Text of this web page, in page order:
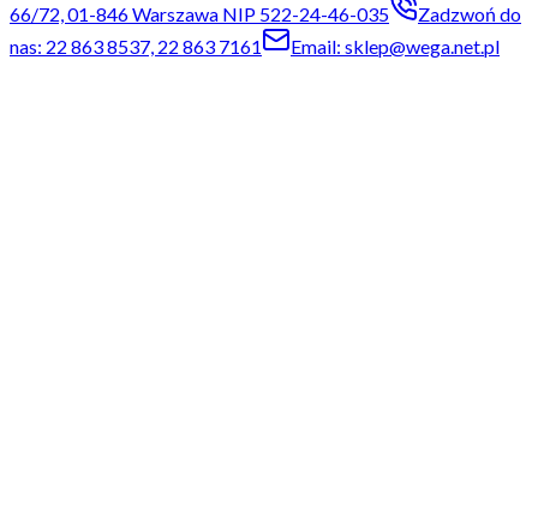
66/72, 01-846 Warszawa NIP 522-24-46-035
Zadzwoń do
nas: 22 863 8537, 22 863 7161
Email: sklep@wega.net.pl